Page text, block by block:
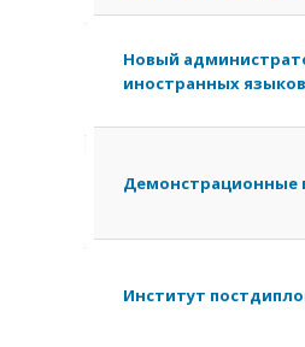
Новый
иностранных языков
Демонстрационные
Институт